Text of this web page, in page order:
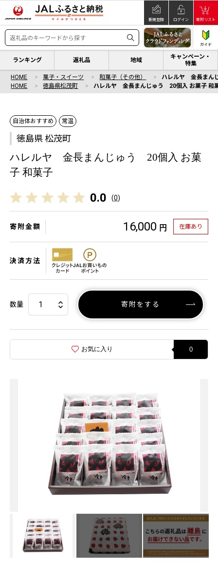
新規登録 ログイン 寄附リスト
ガイド
ランキング 返礼品 地域
キャンペーン・
特集
HOME 菓子・スイーツ 和菓子（その他）
ハレルヤ 金長まん
HOME
徳島県松茂町 ハレルヤ 金長まんじゅう 20個入 お菓子 和
自治体おすすめ 常温
徳島県 松茂町
ハレルヤ 金長まんじゅう 20個入 お菓
子 和菓子
0.0 (0)
寄附金額 16,000 円 在庫あり
決済方法
数量 寄附をする
お気に入り 0